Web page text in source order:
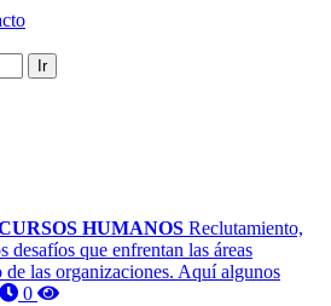
Ir
HUMANOS Reclutamiento,
desafíos que enfrentan las áreas
de las organizaciones. Aquí algunos
0